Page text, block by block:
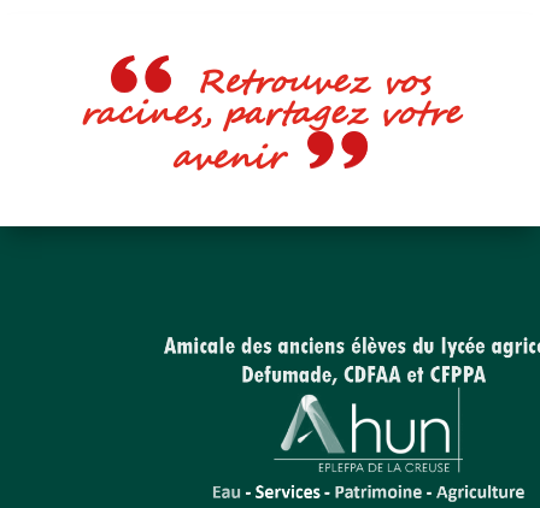
Retrouvez vos
racines, partagez votre
avenir